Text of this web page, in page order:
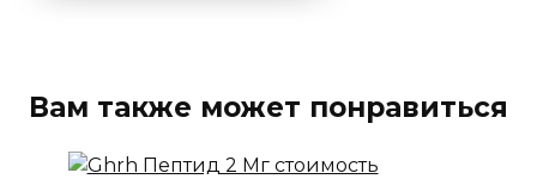
Вам также может понравиться